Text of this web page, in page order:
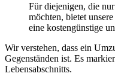
Für diejenigen, die
möchten, bietet unsere
eine kostengünstige
Wir verstehen, dass ein
Gegenständen ist. Es
Lebensabschnitts.